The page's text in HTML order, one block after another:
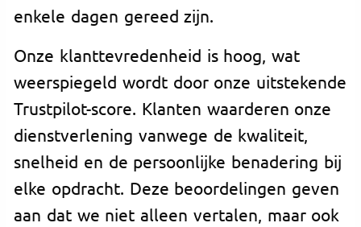
enkele dagen gereed zijn.
Onze klanttevredenheid is hoog, wat
weerspiegeld wordt door onze uitstekende
Trustpilot-score. Klanten waarderen onze
dienstverlening vanwege de kwaliteit,
snelheid en de persoonlijke benadering bij
elke opdracht. Deze beoordelingen geven
aan dat we niet alleen vertalen, maar ook